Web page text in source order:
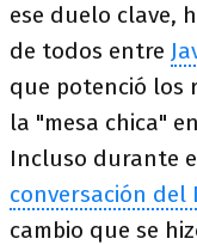
ese duelo clave,
de todos entre
que potenció los
la "mesa chica"
Incluso durante
conversación del
cambio que se